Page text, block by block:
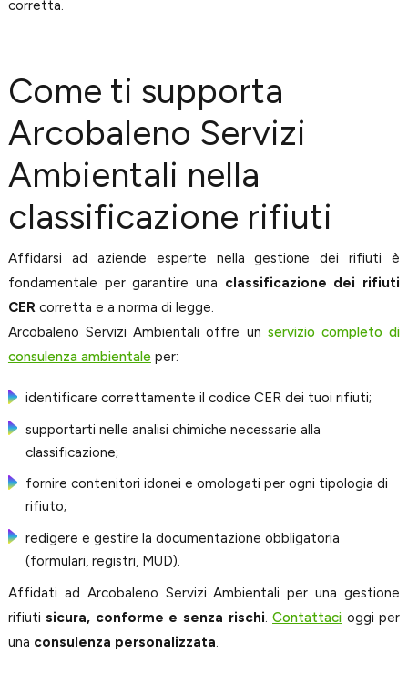
corretta.
Come ti supporta
Arcobaleno Servizi
Ambientali nella
classificazione rifiuti
Affidarsi ad aziende esperte nella gestione dei rifiuti è
fondamentale per garantire una classificazione dei rifiuti
CERcorretta e a norma di legge.
Arcobaleno Servizi Ambientali offre un servizio completo di
consulenza ambientaleper:
identificare correttamente il codice CER dei tuoi rifiuti;
supportarti nelle analisi chimiche necessarie alla
classificazione;
fornire contenitori idonei e omologati per ogni tipologia di
rifiuto;
redigere e gestire la documentazione obbligatoria
(formulari, registri, MUD).
Affidati ad Arcobaleno Servizi Ambientali per una gestione
rifiutisicura, conforme e senza rischi.Contattaci oggi per
una consulenza personalizzata.